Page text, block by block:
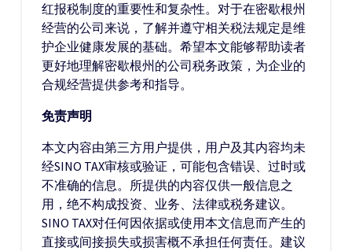
红报税制度的重要性和复杂性。对于在密歇根州
经营的公司来说，了解并遵守相关税法规定是维
护企业健康发展的基础。希望本文能够帮助读者
更好地理解密歇根州的公司税务政策，为企业的
合规经营提供参考和指导。
免责声明
本文内容由第三方用户提供，用户及其内容均未
经SINO TAX审核或验证，可能包含错误、过时或
不准确的信息。所提供的内容仅供一般信息之
用，绝不构成投资、业务、法律或税务建议。
SINO TAX对任何因依据或使用本文信息而产生的
直接或间接损失或损害概不承担任何责任。建议